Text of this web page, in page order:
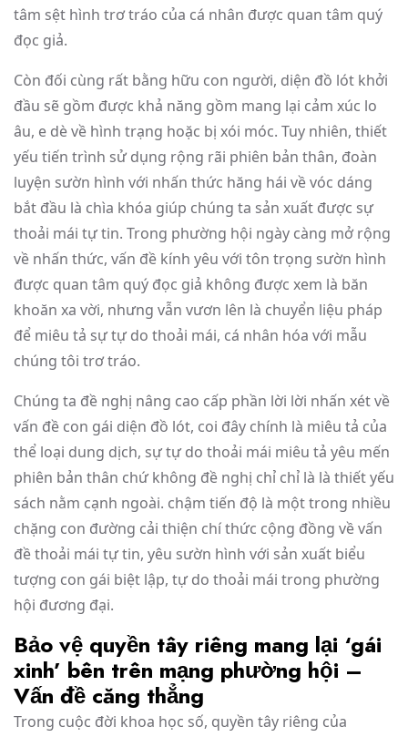
tâm sệt hình trơ tráo của cá nhân được quan tâm quý
đọc giả.
Còn đối cùng rất bằng hữu con người, diện đồ lót khởi
đầu sẽ gồm được khả năng gồm mang lại cảm xúc lo
âu, e dè về hình trạng hoặc bị xói móc. Tuy nhiên, thiết
yếu tiến trình sử dụng rộng rãi phiên bản thân, đoàn
luyện sườn hình với nhấn thức hăng hái về vóc dáng
bắt đầu là chìa khóa giúp chúng ta sản xuất được sự
thoải mái tự tin. Trong phường hội ngày càng mở rộng
về nhấn thức, vấn đề kính yêu với tôn trọng sườn hình
được quan tâm quý đọc giả không được xem là băn
khoăn xa vời, nhưng vẫn vươn lên là chuyển liệu pháp
để miêu tả sự tự do thoải mái, cá nhân hóa với mẫu
chúng tôi trơ tráo.
Chúng ta đề nghị nâng cao cấp phần lời lời nhấn xét về
vấn đề con gái diện đồ lót, coi đây chính là miêu tả của
thể loại dung dịch, sự tự do thoải mái miêu tả yêu mến
phiên bản thân chứ không đề nghị chỉ chỉ là là thiết yếu
sách nằm cạnh ngoài. chậm tiến độ là một trong nhiều
chặng con đường cải thiện chí thức cộng đồng về vấn
đề thoải mái tự tin, yêu sườn hình với sản xuất biểu
tượng con gái biệt lập, tự do thoải mái trong phường
hội đương đại.
Bảo vệ quyền tây riêng mang lại ‘gái
xinh’ bên trên mạng phường hội –
Vấn đề căng thẳng
Trong cuộc đời khoa học số, quyền tây riêng của